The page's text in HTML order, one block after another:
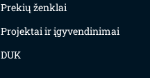
Prekių ženklai
Projektai ir įgyvendinimai
DUK